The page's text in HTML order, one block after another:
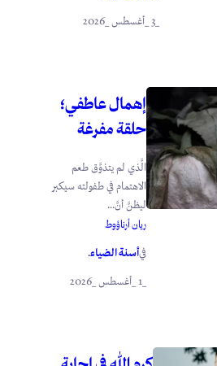
إهمال عاطفي؛
حلقة مفرغة
الَّذي لم يتذوَّق طعم
الاهتمام في طفولته سيكبر
ليظنَّ أنَّ...
ريان أرناؤوط
فيأسنة الضياء.